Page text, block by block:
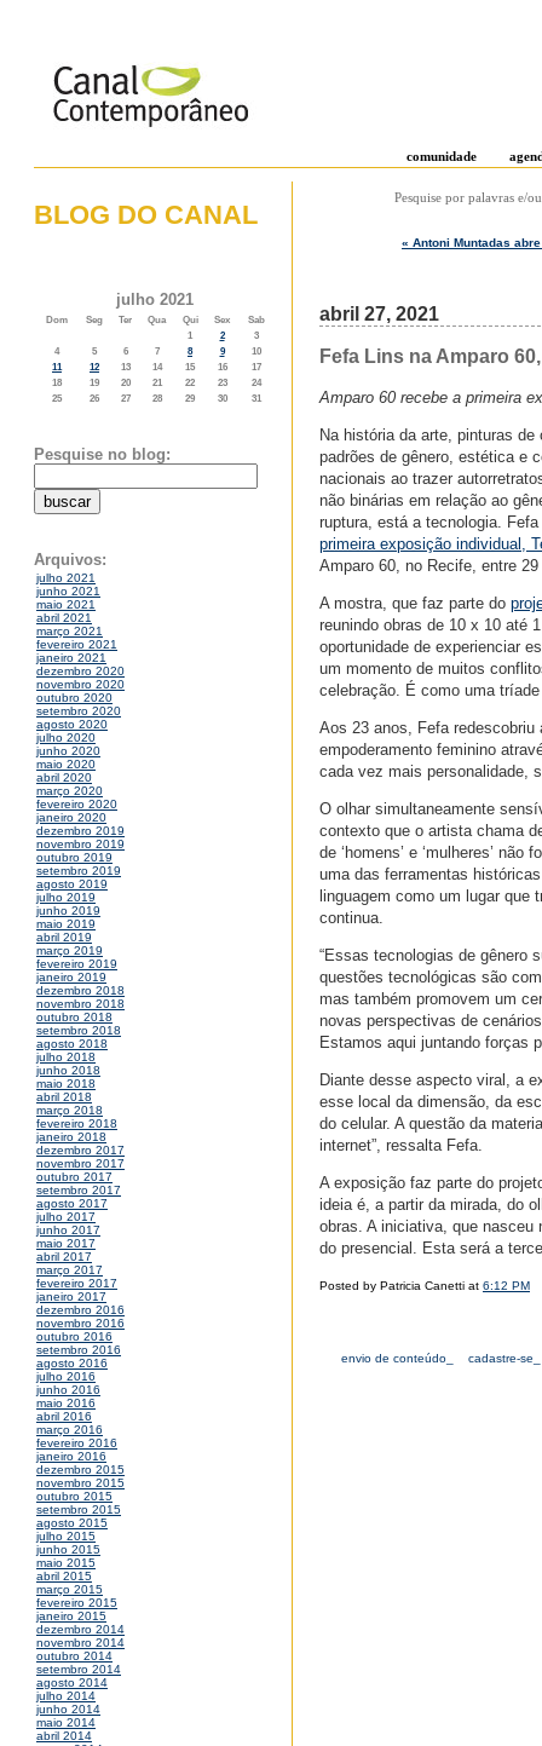
comunidade
BLOG DO CANAL
julho 2021
Dom Seg Ter Qua Qui Sex
Sab
1
2
3
4
5 6 7 8 9
10
11
12 13 14 15 16
17
18
19 20 21 22 23
24
25
26 27 28 29 30 31
Pesquise no blog:
Arquivos:
julho 2021
junho 2021
maio 2021
abril 2021
março 2021
fevereiro 2021
janeiro 2021
dezembro 2020
novembro 2020
outubro 2020
setembro 2020
agosto 2020
julho 2020
junho 2020
maio 2020
abril 2020
março 2020
fevereiro 2020
janeiro 2020
dezembro 2019
novembro 2019
outubro 2019
setembro 2019
agosto 2019
julho 2019
junho 2019
maio 2019
abril 2019
março 2019
fevereiro 2019
janeiro 2019
dezembro 2018
novembro 2018
outubro 2018
setembro 2018
agosto 2018
julho 2018
junho 2018
maio 2018
abril 2018
março 2018
fevereiro 2018
janeiro 2018
dezembro 2017
novembro 2017
outubro 2017
setembro 2017
agosto 2017
julho 2017
junho 2017
maio 2017
abril 2017
março 2017
fevereiro 2017
janeiro 2017
dezembro 2016
novembro 2016
outubro 2016
setembro 2016
agosto 2016
julho 2016
junho 2016
maio 2016
abril 2016
março 2016
fevereiro 2016
janeiro 2016
dezembro 2015
novembro 2015
outubro 2015
setembro 2015
agosto 2015
julho 2015
junho 2015
maio 2015
abril 2015
março 2015
fevereiro 2015
janeiro 2015
dezembro 2014
novembro 2014
outubro 2014
setembro 2014
agosto 2014
julho 2014
junho 2014
maio 2014
abril 2014
Pesquise por palavras e/
« Antoni Muntadas
abril 27, 2021
Fefa Lins na Amparo
Amparo 60 recebe a primeira
Na história da arte, pinturas
padrões de gênero, estética e
nacionais ao trazer
não binárias em relação ao
ruptura, está a tecnologia.
primeira exposição individual,
Amparo 60, no Recife, entre
A mostra, que faz parte do
reunindo obras de 10 x 10 até
oportunidade de experienciar
um momento de muitos
celebração. É como uma
Aos 23 anos, Fefa redescobriu
empoderamento feminino
cada vez mais personalidade,
O olhar simultaneamente
contexto que o artista chama
de ‘homens’ e ‘mulheres’
uma das ferramentas
linguagem como um lugar que
continua.
“Essas tecnologias de gênero
questões tecnológicas são
mas também promovem um
novas perspectivas de
Estamos aqui juntando forças
Diante desse aspecto viral, a
esse local da dimensão, da
do celular. A questão da
internet”, ressalta Fefa.
A exposição faz parte do
ideia é, a partir da mirada, do
obras. A iniciativa, que nasceu
do presencial. Esta será a
Posted by Patricia Canetti at 6:12 PM
envio de conteúdo_ cadastre-se_